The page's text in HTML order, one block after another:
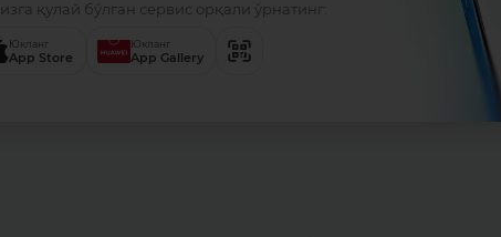
қулай бўлган сервис орқали ўрнатинг:
Юкланг
App Store
Юкланг
App Gallery